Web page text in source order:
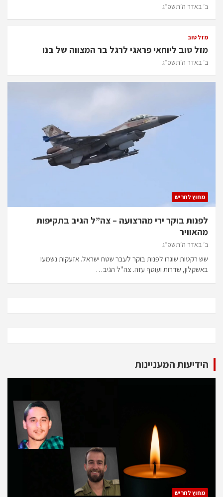
ב׳ באדר ה׳תשפ״ג
מזל טוב
מזל טוב ליוחאי פראגי לרגל בר המצווה של בנו
ב׳ באדר ה׳תשפ״ג
מחוץ לחריש
לפנות בוקר ירי מהרצועה – צה”ל הגיב בתקיפות
מהאוויר
ב׳ באדר ה׳תשפ״ג
שש רקטות שוגרו לפנות בוקר לעבר שטח ישראל. אזעקות נשמעו
באשקלון, שדרות ועוטף עזה. צה"ל הגיב…
הידיעות המעניינות
מחוץ לחריש